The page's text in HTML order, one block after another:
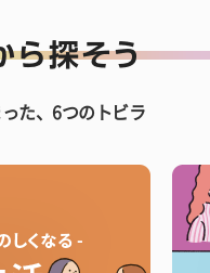
た、6つのトビラ